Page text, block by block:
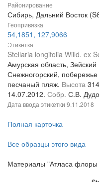
Районирование
Сибирь, Дальний Восток
Геопривязка
54,1851, 127,9066
Этикетка
Stellaria longifolia Willd. ex
Амурская область,
Снежногорский,
песчаный пляж. Высота
14.07.2012. Собр. С.В.
Дата ввода этикетки 9.11.2018
Полная карточка
Все образцы этого вида
Материалы "Атласа флоры